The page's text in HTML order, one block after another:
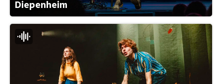
Diepenheim